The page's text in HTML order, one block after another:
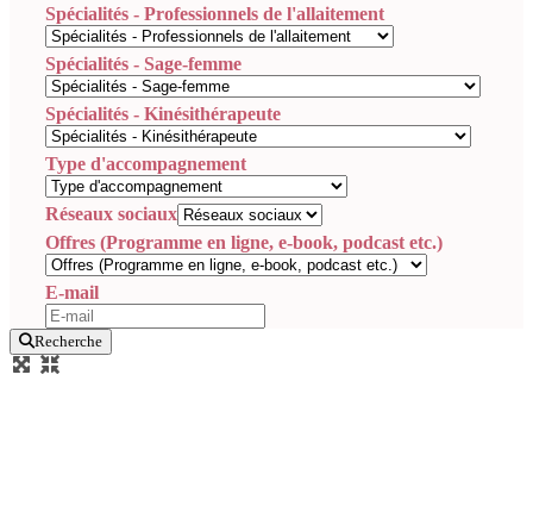
Spécialités - Professionnels de l'allaitement
Spécialités - Sage-femme
Spécialités - Kinésithérapeute
Type d'accompagnement
Réseaux sociaux
Offres (Programme en ligne, e-book, podcast etc.)
E-mail
Recherche